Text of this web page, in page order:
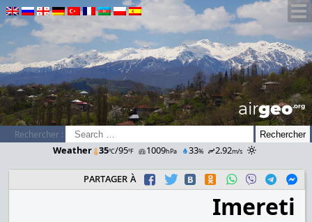
airGEO.oRg
Rechercher :
Weather 35ºC/95ºF 1009hPa 33% 2.92m/s
partager à
Imereti